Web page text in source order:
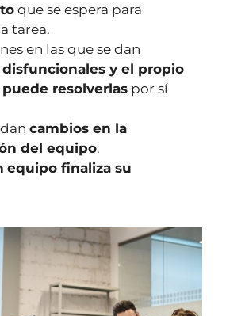
que se espera para
tarea.
en las que se dan
disfuncionales y el propio
resolverlas por sí
cambios en la
del equipo.
equipo finaliza su